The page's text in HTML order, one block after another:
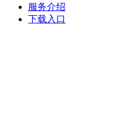
服务介绍
下载入口